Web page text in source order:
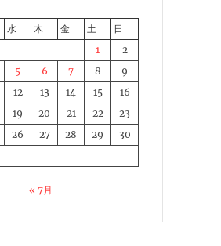
水 木 金 土
日
1
2
5 6 7 8
9
12 13 14 15
16
19 20 21 22
23
26 27 28 29
30
« 7月